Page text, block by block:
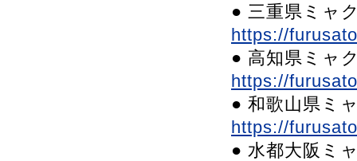
● 三重県ミャ
https://
● 高知県ミャ
https://
● 和歌山県ミ
https://
● 水都大阪ミ